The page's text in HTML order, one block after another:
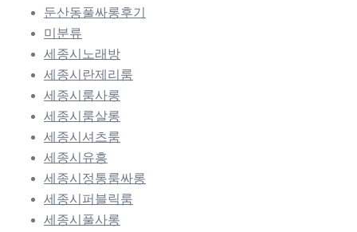
둔산동풀싸롱후기
미분류
세종시노래방
세종시란제리룸
세종시룸사롱
세종시룸살롱
세종시셔츠룸
세종시유흥
세종시정통룸싸롱
세종시퍼블릭룸
세종시풀사롱